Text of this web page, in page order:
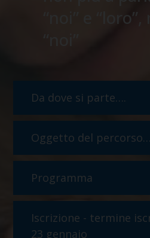
“noi” e
Da dove si parte….
Oggetto del
Programma
Iscrizione - termine
23 gennaio